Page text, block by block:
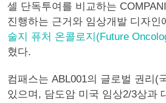
셀 단독투여를 비교하는
진행하는 근거와 임상개발 디자인
술지 퓨처 온콜로지(Future
혔다.
컴패스는 ABL001의 글로벌 권리(
있으며, 담도암 미국 임상2/3상과